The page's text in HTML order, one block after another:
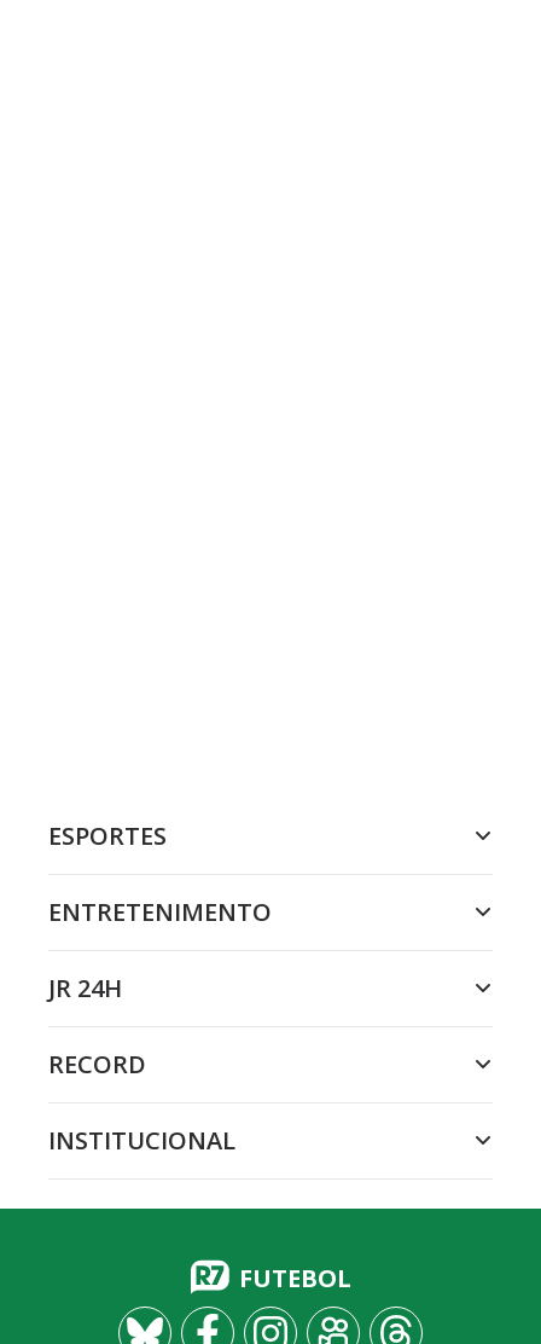
ESPORTES
ENTRETENIMENTO
JR 24H
RECORD
INSTITUCIONAL
FUTEBOL